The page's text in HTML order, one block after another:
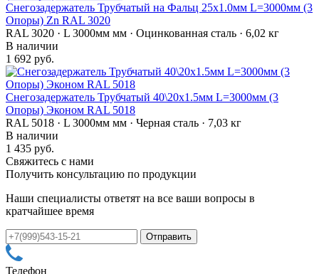
Снегозадержатель Трубчатый на Фальц 25х1.0мм L=3000мм (3
Опоры) Zn RAL 3020
RAL 3020 · L 3000мм мм · Оцинкованная сталь · 6,02 кг
В наличии
1 692 руб.
Снегозадержатель Трубчатый 40\20х1.5мм L=3000мм (3
Опоры) Эконом RAL 5018
RAL 5018 · L 3000мм мм · Черная сталь · 7,03 кг
В наличии
1 435 руб.
Свяжитесь с нами
Получить консультацию по продукции
Наши специалисты ответят на все ваши вопросы в
кратчайшее время
Телефон